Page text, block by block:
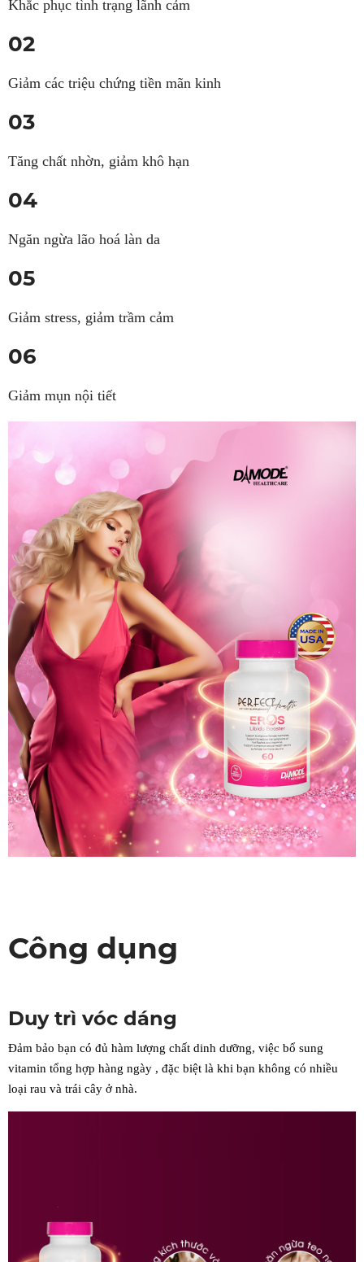
Khắc phục tình trạng lãnh cảm
02
Giảm các triệu chứng tiền mãn kinh
03
Tăng chất nhờn, giảm khô hạn
04
Ngăn ngừa lão hoá làn da
05
Giảm stress, giảm trầm cảm
06
Giảm mụn nội tiết
Công dụng
Duy trì vóc dáng
Đảm bảo bạn có đủ hàm lượng chất dinh dưỡng, việc bổ sung
vitamin tổng hợp hàng ngày , đặc biệt là khi bạn không có nhiều
loại rau và trái cây ở nhà.